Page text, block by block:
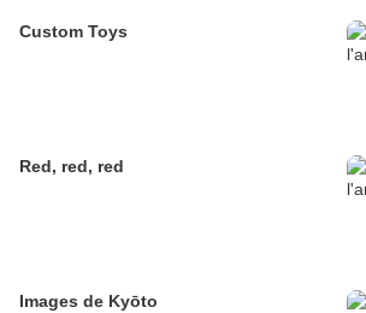
Custom Toys
Red, red, red
Images de Kyōto